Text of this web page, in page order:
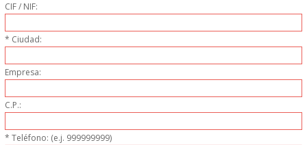
MENAJE DE COCINA
CIF / NIF:
* Ciudad:
Empresa:
C.P.:
* Teléfono: (e.j. 999999999)